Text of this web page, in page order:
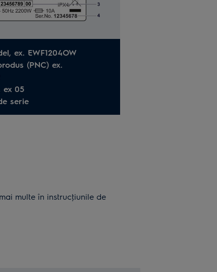
ex. EWF1204OW
(PNC) ex.
ex 05
serie
multe în instrucţiunile de